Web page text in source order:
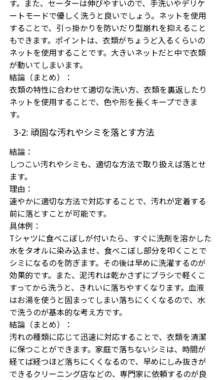
す。また、セーターは伸びやすいので、手洗いやデリケ
ートモードで優しく洗うと良いでしょう。ネットを使用
することで、引っ掛かりを防いだり型崩れを抑えること
もできます。ポイントは、衣類がちょうど入るくらいの
ネットを使用することです。大きいネットだと中で衣類
が動いてしまいます。
結論（まとめ）：
衣類の特性に合わせて適切な洗い方、衣類を裏返したり
ネットを使用することで、色や形を長くキープできま
す。
3-2: 頑固な汚れやシミを落とす方法
結論：
しつこい汚れやシミも、適切な方法で取り扱えば落とせ
ます。
理由：
速やかに適切な方法で対応することで、汚れが定着する
前に落とすことが可能です。
具体例：
Tシャツに食べこぼしが付いたら、すぐに洗剤を溶かした
水をタオルに染み込ませ、食べこぼし部分を叩くことで
シミになるのを防ぎます。その後は早めに洗濯するのが
効果的です。また、泥汚れは乾かさずにブラシで軽くこ
すってから洗うと、きれいに落ちやすくなります。血液
はお湯を使うと固まってしまい落ちにくくなるので、水
で洗うのが基本的な考え方です。
結論（まとめ）：
汚れの種類に応じて迅速に対応することで、衣類を清潔
に保つことができます。家庭で落ちないシミは、時間が
経てば経つほど落ちにくくなるので、早めにしみ抜きが
できるクリーニング店などの、専門家に依頼するのが良